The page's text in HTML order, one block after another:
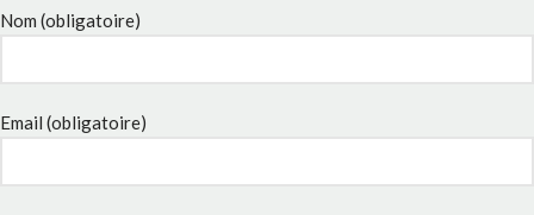
Nom (obligatoire)
Email (obligatoire)